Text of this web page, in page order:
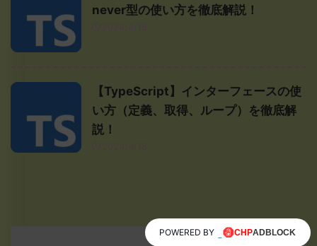
never型の使い方を徹底解説！
【TypeScript】インターフェースの使
い方（定義、取得、ループ）を徹底解
説！
POWERED BY